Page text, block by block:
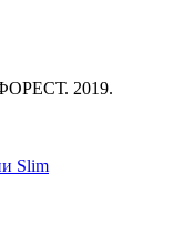
2019.
Slim